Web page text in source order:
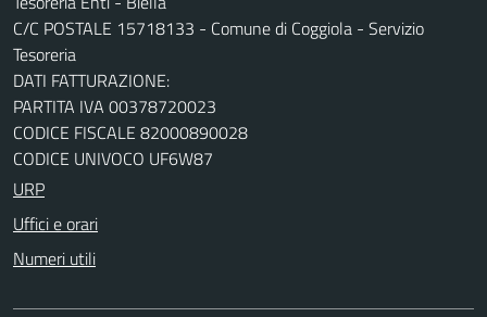
C/C POSTALE 15718133 - Comune di Coggiola - Servizio
Tesoreria
DATI FATTURAZIONE:
PARTITA IVA 00378720023
CODICE FISCALE 82000890028
CODICE UNIVOCO UF6W87
URP
Uffici e orari
Numeri utili